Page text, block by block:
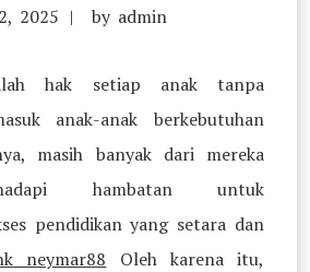
2025 by admin
hak setiap anak tanpa
anak-anak berkebutuhan
masih banyak dari mereka
hambatan untuk
pendidikan yang setara dan
neymar88 Oleh karena itu,